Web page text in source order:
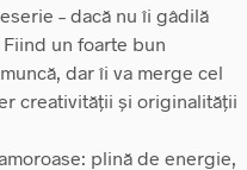
– dacă nu îi gâdilă
un foarte bun
dar îi va merge cel
creativității și originalității
plină de energie,